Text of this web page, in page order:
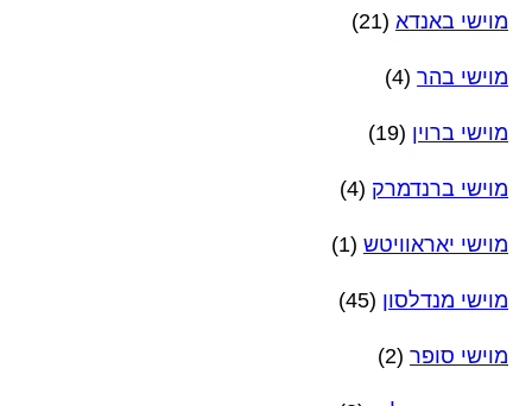
מוישי באנדא (21)
מוישי בהר (4)
מוישי ברוין (19)
מוישי ברנדמרק (4)
מוישי יאראוויטש (1)
מוישי מנדלסון (45)
מוישי סופר (2)